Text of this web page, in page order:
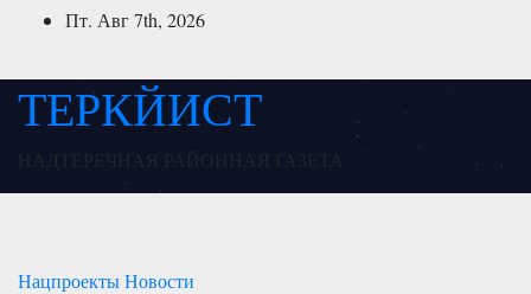
ПерейтиПт. Авг 7th, 2026
ТЕРКЙИСТ
НацпроектыНовости